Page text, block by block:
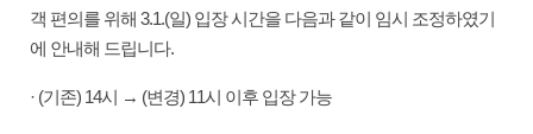
객 편의를 위해 3.1.(일) 입장 시간을 다음과 같이 임시 조정하였기
에 안내해 드립니다.
· (기존) 14시 → (변경) 11시 이후 입장 가능